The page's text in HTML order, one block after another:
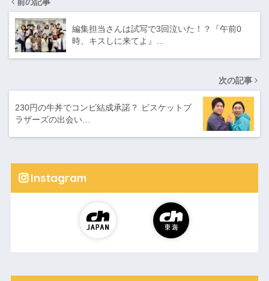
編集担当さんは試写で3回泣いた！？『午前0
時、キスしに来てよ』…
次の記事
230円の牛丼でコンビ結成承諾？ ビスケットブ
ラザーズの出会い…
Instagram